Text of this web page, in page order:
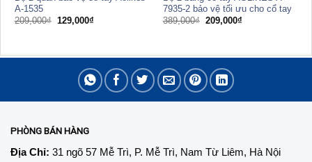
A-1535
209,000₫ Giá
129,000₫Giá
129,000₫.
7935-2 bảo vệ tối ưu cho cổ tay
389,000₫ Giá
209,000₫Giá
209,000₫.
PHÒNG BÁN HÀNG
Địa Chỉ: 31 ngõ 57 Mễ Trì, P. Mễ Trì, Nam Từ Liêm, Hà Nội